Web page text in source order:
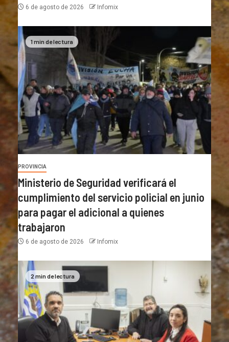
6 de agosto de 2026 Infomix
1 min de lectura
PROVINCIA
Ministerio de Seguridad verificará el
cumplimiento del servicio policial en junio
para pagar el adicional a quienes
trabajaron
6 de agosto de 2026 Infomix
2 min de lectura